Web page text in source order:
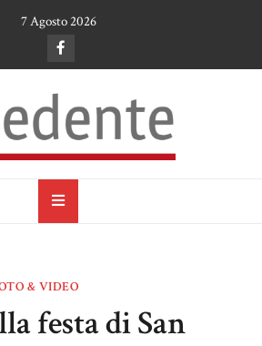
7 Agosto 2026
& VIDEO
festa di San